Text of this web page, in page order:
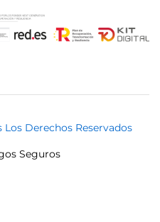
Los Derechos Reservados
Seguros